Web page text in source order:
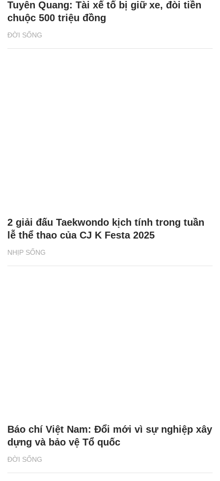
ĐỜI SỐNG
Tuyên Quang: Tài xế tố bị giữ xe, đòi tiền
chuộc 500 triệu đồng
NHỊP SỐNG
2 giải đấu Taekwondo kịch tính trong tuần
lễ thể thao của CJ K Festa 2025
ĐỜI SỐNG
Báo chí Việt Nam: Đổi mới vì sự nghiệp xây
dựng và bảo vệ Tổ quốc